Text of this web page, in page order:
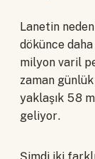
Lanetin
dökünce
milyon varil
zaman
yaklaşık 58
geliyor.